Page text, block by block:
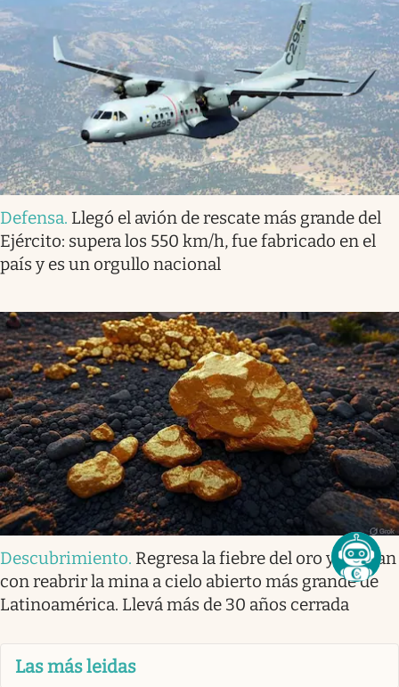
Defensa. Llegó el avión de rescate más grande del
Ejército: supera los 550 km/h, fue fabricado en el
país y es un orgullo nacional
Descubrimiento. Regresa la fiebre del oro y sueñan
con reabrir la mina a cielo abierto más grande de
Latinoamérica. Llevá más de 30 años cerrada
Las más leidas